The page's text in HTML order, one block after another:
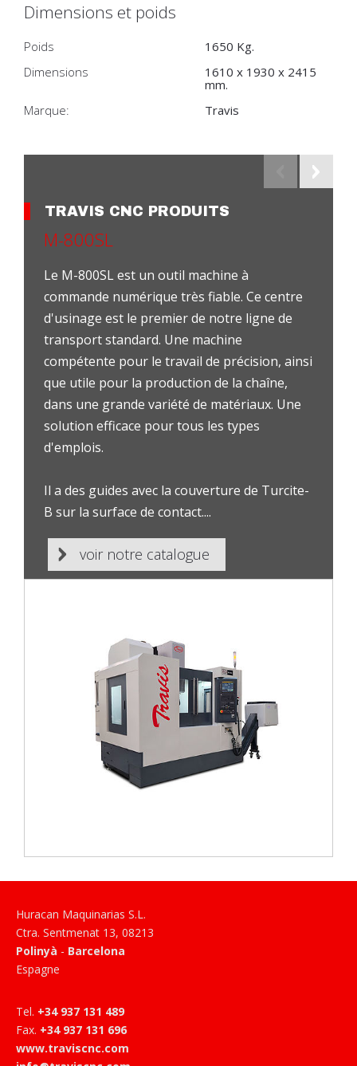
Dimensions et poids
Poids
1650 Kg.
Dimensions
1610 x 1930 x 2415
mm.
Marque:
Travis
TRAVIS CNC PRODUITS
voir notre catalogue
M-800SL
Le M-800SL est un outil machine à
commande numérique très fiable. Ce centre
d'usinage est le premier de notre ligne de
transport standard. Une machine
compétente pour le travail de précision, ainsi
que utile pour la production de la chaîne,
dans une grande variété de matériaux. Une
solution efficace pour tous les types
d'emplois.
Il a des guides avec la couverture de Turcite-
B sur la surface de contact....
Huracan Maquinarias S.L.
Ctra. Sentmenat 13, 08213
Polinyà - Barcelona
Espagne
Tel. +34 937 131 489
Fax. +34 937 131 696
www.traviscnc.com